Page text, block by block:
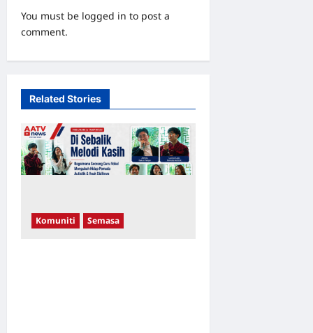
i
o
You must be logged in to post a
comment.
Related Stories
Komuniti Semasa